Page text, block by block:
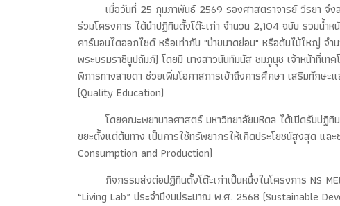
เมื่อวันที่ 25 กุมภาพันธ์ 2569 รองศาสตราจารย์ วีรยา จึ
ร่วมโครงการ ได้นำปฏิทินตั้งโต๊ะเก่า จำนวน 2,104 ฉบับ รวมน้ำ
คาร์บอนไดออกไซด์ หรือเท่ากับ "ป่าขนาดย่อม" หรือต้นไม้ใหญ่ จ
พระบรมราชินูปถัมภ์) โดยมี นางสาวนันท์มนัส ชมภูนุช เจ้าหน้าที่เ
พิการทางสายตา ช่วยเพิ่มโอกาสการเข้าถึงการศึกษา เสริมทัก
(Quality Education)
โดยคณะพยาบาลศาสตร์ มหาวิทยาลัยมหิดล ได้เปิดรับปฏิ
ขยะตั้งแต่ต้นทาง เป็นการใช้ทรัพยากรให้เกิดประโยชน์สูงสุด แ
Consumption and Production)
กิจกรรมส่งต่อปฏิทินตั้งโต๊ะเก่าเป็นหนึ่งในโครงการ NS
“Living Lab” ประจำปีงบประมาณ พ.ศ. 2568 (Sustainable